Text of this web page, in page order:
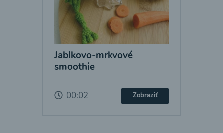
Jablkovo-mrkvové
smoothie
00:02 Zobraziť